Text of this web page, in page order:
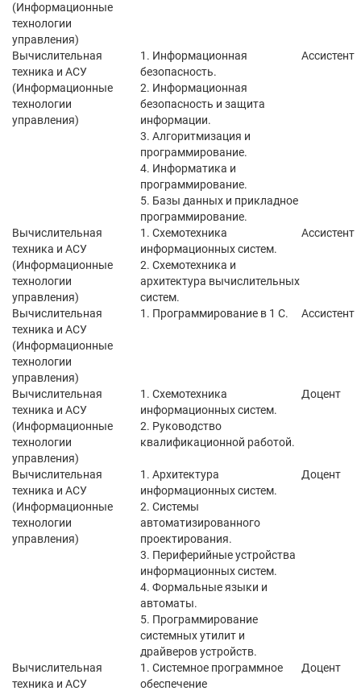
(Информационные
технологии
управления)
Вычислительная
техника и АСУ
(Информационные
технологии
управления)
1. Информационная
безопасность.
2. Информационная
безопасность и защита
информации.
3. Алгоритмизация и
программирование.
4. Информатика и
программирование.
5. Базы данных и прикладное
программирование.
Ассистент
Вычислительная
техника и АСУ
(Информационные
технологии
управления)
1. Схемотехника
информационных систем.
2. Схемотехника и
архитектура вычислительных
систем.
Ассистент
Вычислительная
техника и АСУ
(Информационные
технологии
управления)
1. Программирование в 1 С. Ассистент
Вычислительная
техника и АСУ
(Информационные
технологии
управления)
1. Схемотехника
информационных систем.
2. Руководство
квалификационной работой.
Доцент
Вычислительная
техника и АСУ
(Информационные
технологии
управления)
1. Архитектура
информационных систем.
2. Системы
автоматизированного
проектирования.
3. Периферийные устройства
информационных систем.
4. Формальные языки и
автоматы.
5. Программирование
системных утилит и
драйверов устройств.
Доцент
Вычислительная
техника и АСУ
1. Системное программное
обеспечение
Доцент